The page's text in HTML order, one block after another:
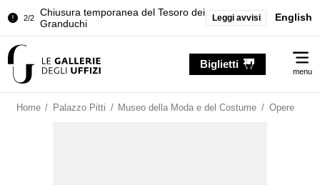
2/2
Chiusura temporanea del Tesoro dei
Granduchi
della Sala dell'Iliade
Granduchi
Leggi avvisi English
Biglietti
menu
Home / Palazzo Pitti / Museo della Moda e del Costume / Opere